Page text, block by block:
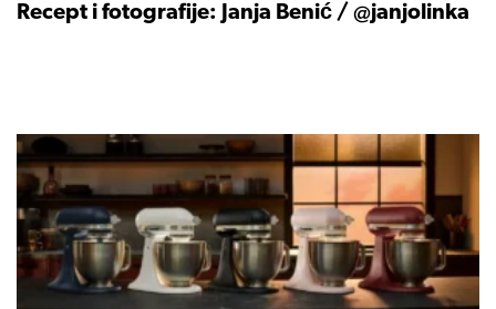
Recept i fotografije: Janja Benić / @janjolinka